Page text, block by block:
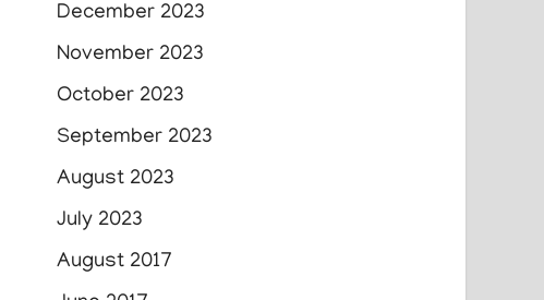
December 2023
November 2023
October 2023
September 2023
August 2023
July 2023
August 2017